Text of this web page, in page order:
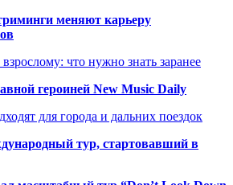
меняют карьеру
что нужно знать заранее
героиней New Music Daily
для города и дальних поездок
тур, стартовавший в